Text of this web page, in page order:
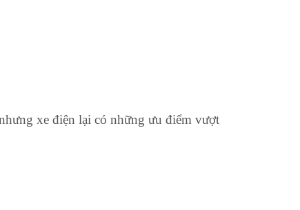
xe điện lại có những ưu điểm vượt